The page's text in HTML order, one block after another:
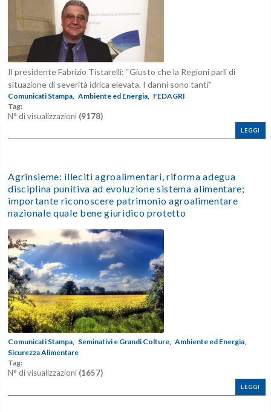
Il presidente Fabrizio Tistarelli: “Giusto che la Regioni parli di
situazione di severità idrica elevata. I danni sono tanti”
Comunicati Stampa, Ambiente ed Energia, FEDAGRI
Tag:
N° di visualizzazioni (9178)
LEGGI
Agrinsieme: illeciti agroalimentari, riforma adegua
disciplina punitiva ad evoluzione sistema alimentare;
importante riconoscere patrimonio agroalimentare
nazionale quale bene giuridico protetto
Comunicati Stampa, Seminativi e Grandi Colture,
Ambiente ed Energia,
Sicurezza Alimentare
Tag:
N° di visualizzazioni (1657)
LEGGI